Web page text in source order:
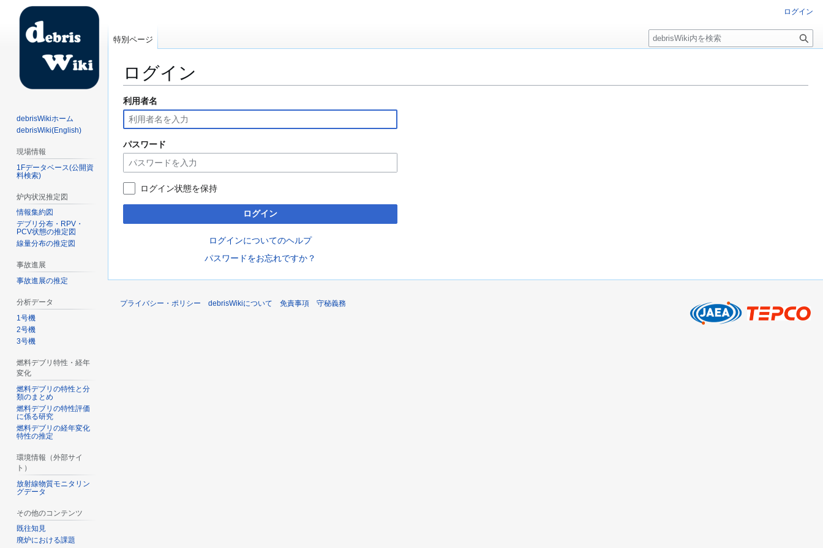
ログイン
ナ
ビ
ゲ
ー
シ
ョ
ン
に
動
検
索
に
移
動
利用者名
パスワード
ログイン状態を保持
ログイン
ログインについてのヘルプ
パスワードをお忘れですか？
ログイン
特別ページ
検
索
debrisWikiホーム
debrisWiki(English)
現場情報
1Fデータベース(公開資
料検索)
炉内状況推定図
情報集約図
デブリ分布・RPV・
PCV状態の推定図
線量分布の推定図
事故進展
事故進展の推定
分析データ
1号機
2号機
3号機
燃料デブリ特性・経年
変化
燃料デブリの特性と分
類のまとめ
燃料デブリの特性評価
に係る研究
燃料デブリの経年変化
特性の推定
環境情報（外部サイ
ト）
放射線物質モニタリン
グデータ
その他のコンテンツ
既往知見
廃炉における課題
プライバシー・ポリシー debrisWikiについて 免責事項 守秘義務